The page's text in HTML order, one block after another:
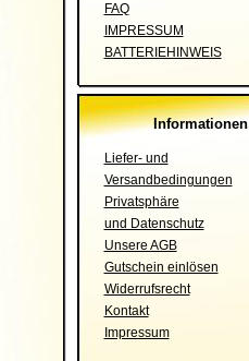
FAQ
IMPRESSUM
BATTERIEHINWEIS
Informationen
Liefer- und
Versandbedingungen
Privatsphäre
und Datenschutz
Unsere AGB
Gutschein einlösen
Widerrufsrecht
Kontakt
Impressum